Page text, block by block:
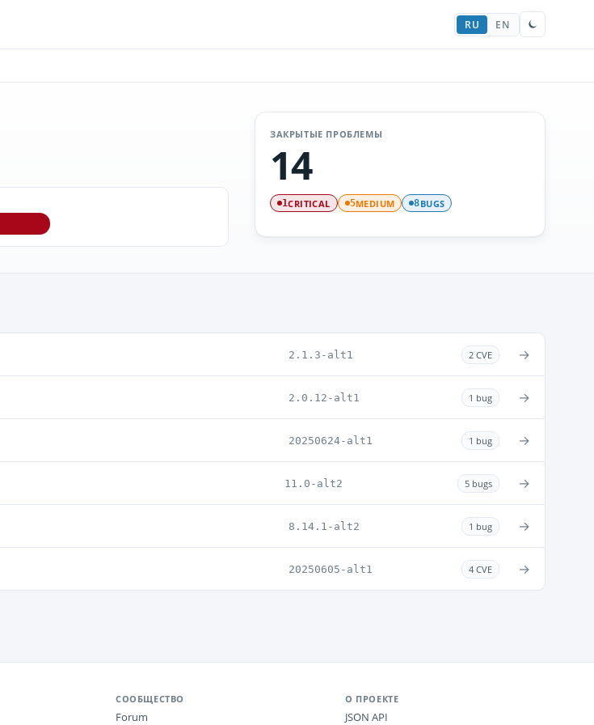
RU EN
ЗАКРЫТЫЕ ПРОБЛЕМЫ
14
1CRITICAL 5MEDIUM 8BUGS
2.1.3-alt1 2 CVE →
2.0.12-alt1 1 bug →
20250624-alt1 1 bug →
11.0-alt2 5 bugs →
8.14.1-alt2 1 bug →
20250605-alt1 4 CVE →
СООБЩЕСТВО
Forum
О ПРОЕКТЕ
JSON API